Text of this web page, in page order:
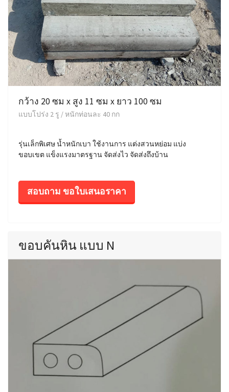
กว้าง 20 ซม x สูง 11 ซม x ยาว 100 ซม
แบบโปร่ง 2 รู / หนักท่อนละ 40 กก
รุ่นเล็กพิเศษ น้ำหนักเบา ใช้งานการ แต่งสวนหย่อม แบ่ง
ขอบเขต แข็งแรงมาตรฐาน จัดส่งไว จัดส่งถึงบ้าน
สอบถาม ขอใบเสนอราคา
ขอบคันหิน แบบ N